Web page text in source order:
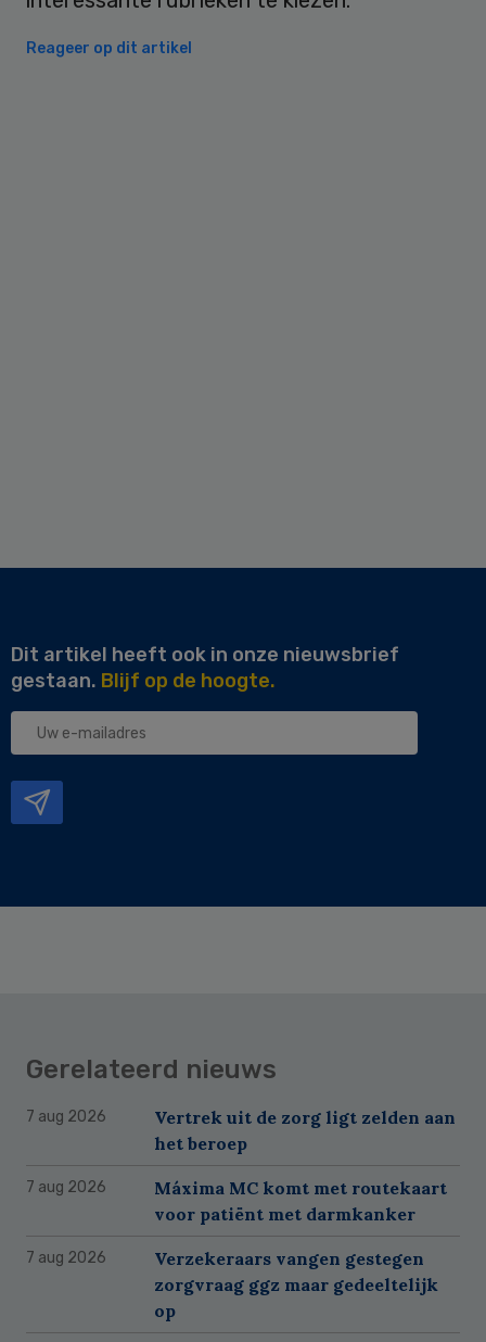
Reageer op dit artikel
Dit artikel heeft ook in onze nieuwsbrief
gestaan. Blijf op de hoogte.
Uw
Gerelateerd nieuws
7 aug 2026
Vertrek uit de zorg ligt zelden aan
het beroep
7 aug 2026
Máxima MC komt met routekaart
voor patiënt met darmkanker
7 aug 2026
Verzekeraars vangen gestegen
zorgvraag ggz maar gedeeltelijk
op